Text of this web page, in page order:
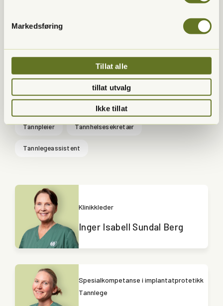
Markedsføring
Tillat alle
tillat utvalg
Ikke tillat
Spesialkompetanse i implantatprotetikk
Spesialist i kjevekirurgi
Spesialist i periodonti
Tannpleier Tannhelsesekretær
Tannlegeassistent
Klinikkleder
Inger Isabell Sundal Berg
Spesialkompetanse i implantatprotetikk
Tannlege